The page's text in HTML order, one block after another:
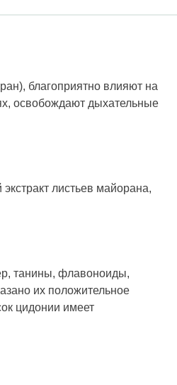
благоприятно влияют на
освобождают дыхательные
листьев майорана,
танины, флавоноиды,
их положительное
цидонии имеет